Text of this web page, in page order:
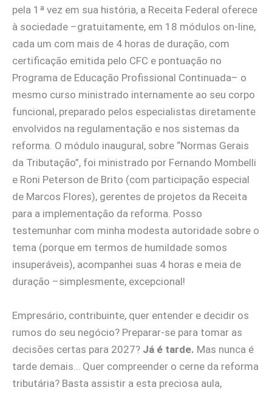
pela 1ª vez em sua história, a Receita Federal oferece
à sociedade –gratuitamente, em 18 módulos on-line,
cada um com mais de 4 horas de duração, com
certificação emitida pelo CFC e pontuação no
Programa de Educação Profissional Continuada– o
mesmo curso ministrado internamente ao seu corpo
funcional, preparado pelos especialistas diretamente
envolvidos na regulamentação e nos sistemas da
reforma. O módulo inaugural, sobre “Normas Gerais
da Tributação”, foi ministrado por Fernando Mombelli
e Roni Peterson de Brito (com participação especial
de Marcos Flores), gerentes de projetos da Receita
para a implementação da reforma. Posso
testemunhar com minha modesta autoridade sobre o
tema (porque em termos de humildade somos
insuperáveis), acompanhei suas 4 horas e meia de
duração –simplesmente, excepcional!
Empresário, contribuinte, quer entender e decidir os
rumos do seu negócio? Preparar-se para tomar as
decisões certas para 2027? Já é tarde. Mas nunca é
tarde demais… Quer compreender o cerne da reforma
tributária? Basta assistir a esta preciosa aula,